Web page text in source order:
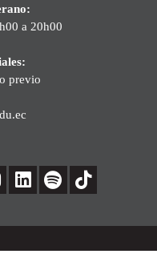
a 20h00
previo